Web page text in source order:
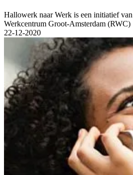
Hallowerk naar Werk is een initiatief
Werkcentrum Groot-Amsterdam (RWC)
22-12-2020